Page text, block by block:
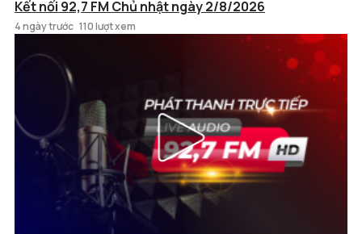
Kết nối 92,7 FM Chủ nhật ngày 2/8/2026
4 ngày trước 110 lượt xem